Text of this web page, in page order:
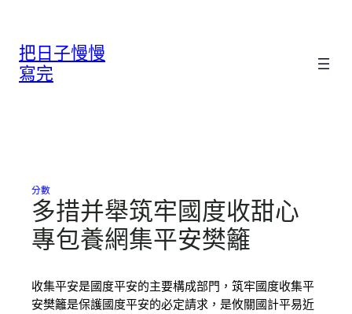
把日子慢慢
寫完
分數
多措并舉筑牢國度收甜心
專包養網集平安樊籬
收集平安是國度平安的主要構成部門，筑牢國度收集平
安樊籬是保護國度平安的必定請求，是攸關國計平易近